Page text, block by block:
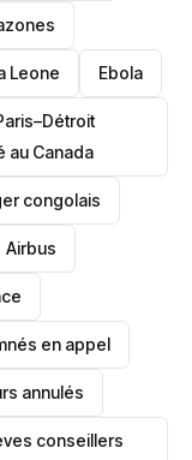
Leone ‎Ebola
au Canada
congolais
Airbus
en appel
annulés
conseillers